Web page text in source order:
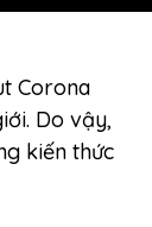
Corona
Do vậy,
kiến thức